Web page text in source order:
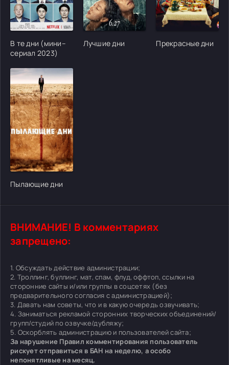
[/xfgiven_cvh_poster_urlcvh_poster_url]
В те дни (мини–
сериал 2023)
[/xfgiven_cvh_poster_urlcvh_poster_url]
Лучшие дни
[/
Прекрасные дни
[/xfgiven_cvh_poster_urlcvh_poster_url]
Пылающие дни
ВНИМАНИЕ! В комментариях
запрещено:
1. Обсуждать действие администрации;
2. Троллинг, буллинг, мат, спам, флуд, оффтоп, ссылки на
сторонние сайты и/или группы в соцсетях (без
предварительного согласия с администрацией);
3. Давать нам советы, что и в какую очередь озвучивать;
4. Заниматься рекламой сторонних творческих объединений/
групп/студий по озвучке/дубляжу;
5. Оскорблять администрацию и пользователей сайта;
За нарушение Правил комментирования пользователь
рискует отправиться в БАН на неделю, а особо
непонятливые на месяц.